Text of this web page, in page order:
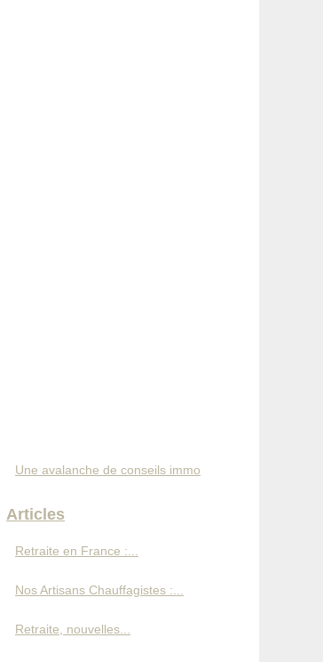
Une avalanche de conseils immo
Articles
Retraite en France :...
Nos Artisans Chauffagistes :...
Retraite, nouvelles...